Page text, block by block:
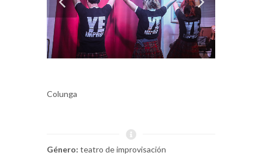
Colunga
Género: teatro de improvisación